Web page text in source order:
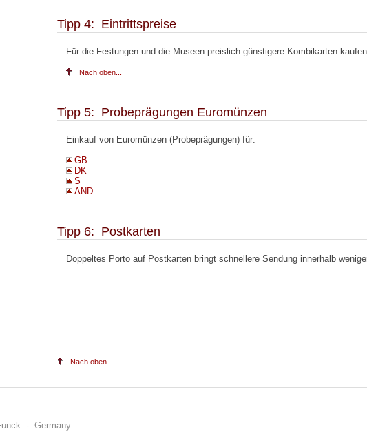
Tipp 4: Eintrittspreise
Für die Festungen und die Museen preislich günstigere Kombikarten
Nach oben...
Tipp 5: Probeprägungen Euromünzen
Einkauf von Euromünzen (Probeprägungen) für:
GB
DK
S
AND
Tipp 6: Postkarten
Doppeltes Porto auf Postkarten bringt schnellere Sendung innerhalb
Nach oben...
- Germany